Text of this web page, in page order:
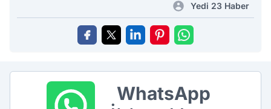
Yedi 23 Haber
WhatsApp